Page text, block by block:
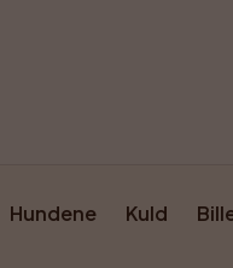
Hundene Kuld